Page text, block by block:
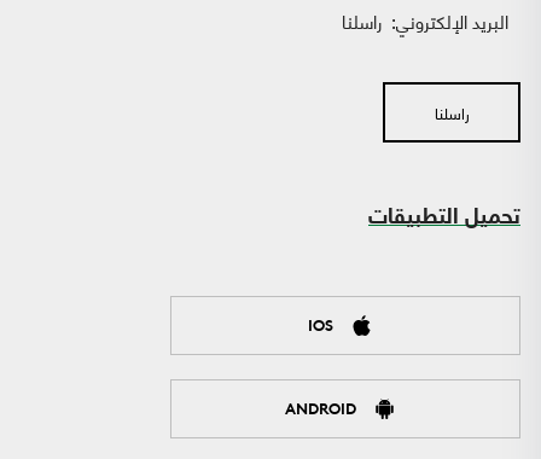
البريد الإلكتروني: راسلنا
راسلنا
تحميل التطبيقات
IOS
ANDROID